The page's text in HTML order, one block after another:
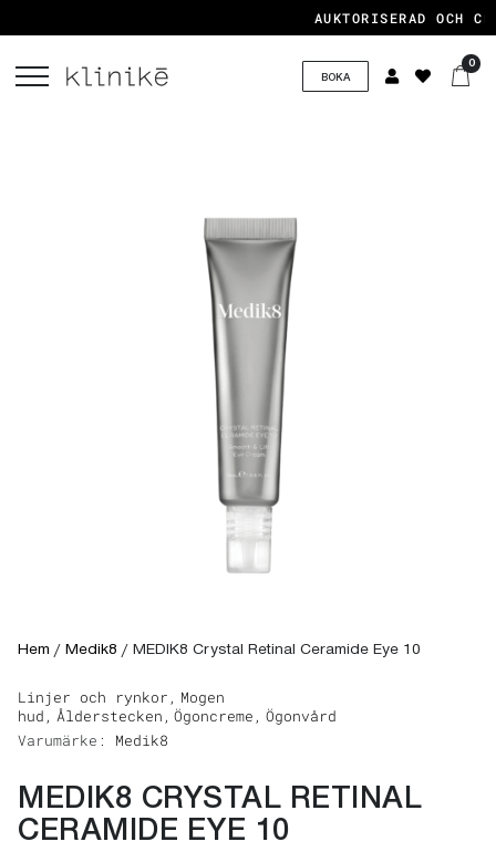
AUKTORISERAD OCH
BOKA
0
Hem / Medik8 / MEDIK8 Crystal Retinal Ceramide Eye 10
Linjer och rynkor, Mogen
hud, Ålderstecken, Ögoncreme, Ögonvård
Varumärke: Medik8
MEDIK8 CRYSTAL RETINAL
CERAMIDE EYE 10